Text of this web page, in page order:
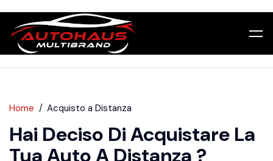
Home Acquisto a Distanza
Hai Deciso Di Acquistare La
Tua Auto A Distanza ?